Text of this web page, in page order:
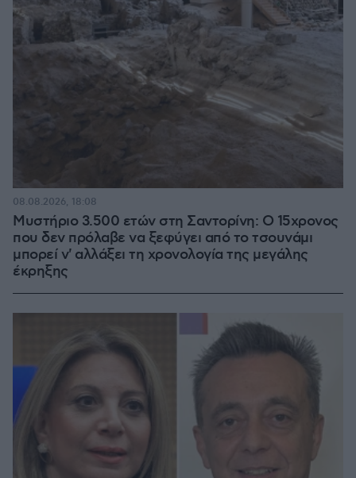
Μυστήριο 3.500 ετών στη Σαντορίνη: Ο 15χρονος
που δεν πρόλαβε να ξεφύγει από το τσουνάμι
μπορεί ν' αλλάξει τη χρονολογία της μεγάλης
έκρηξης
08.08.2026, 18:08